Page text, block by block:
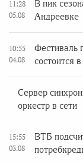
11:28
05.08
В пик
Андреевке
10:55
04.08
Фестиваль
состоится
Сервер
оркестр в сети
15:55
03.08
ВТБ